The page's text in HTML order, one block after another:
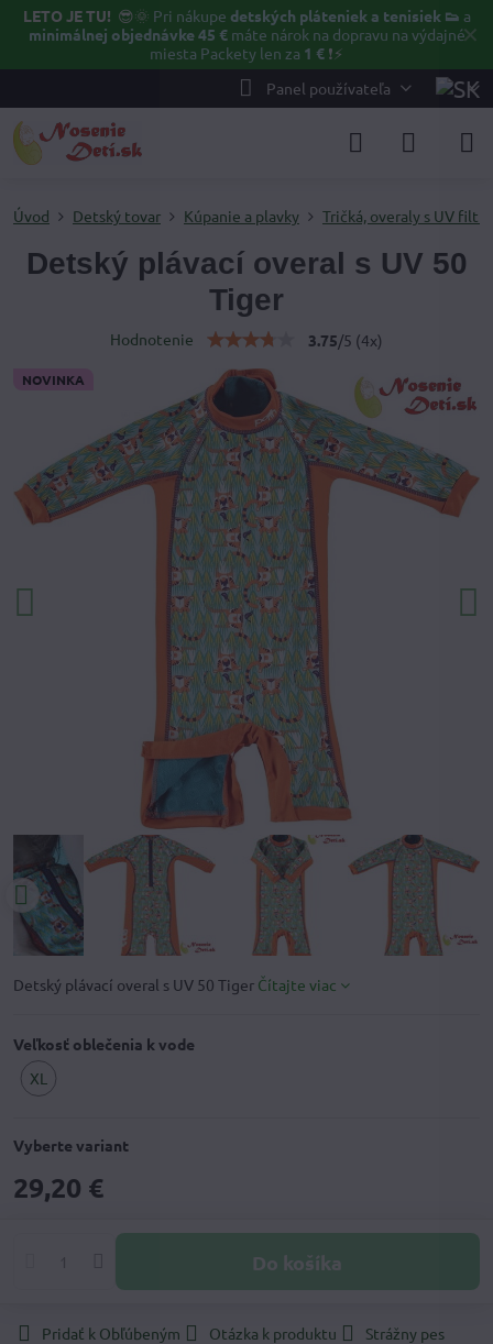
✕
LETO JE TU! 😎🌞 Pri nákupe detských pláteniek a tenisiek 👟 a
minimálnej objednávke 45 €máte nárok na dopravu na výdajné
miesta Packety len za 1 € ❗⚡️
Panel používateľa
NOVINKA
Úvod Detský tovar Kúpanie a plavky Tričká, overaly s UV
Detský plávací overal s UV 50
Tiger
Hodnotenie 3.75/5 (4x)
Detský plávací overal s UV 50 Tiger Čítajte viac
Veľkosť oblečenia k vode
XL
Vyberte variant
29,20 €
Do košíka
Pridať k Obľúbeným Otázka k produktu
Strážny pes